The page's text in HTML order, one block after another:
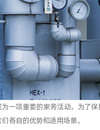
一项重要的家务活动。为了
各自的优势和适用场景。